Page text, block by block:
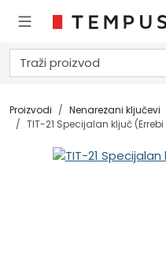
Proizvodi Nenarezani ključevi
TIT-21 Specijalan ključ (Errebi